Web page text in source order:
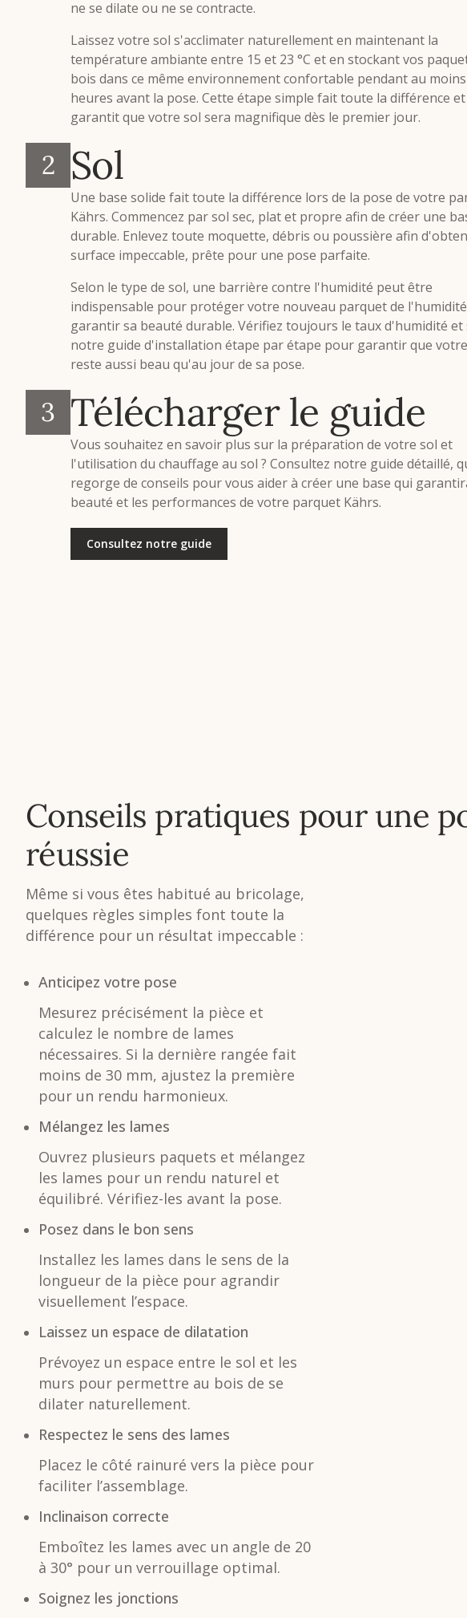
ne se dilate ou ne se contracte.
Laissez votre sol s'acclimater naturellement en maintenant la
température ambiante entre 15 et 23 °C et en stockant vos
bois dans ce même environnement confortable pendant au
heures avant la pose. Cette étape simple fait toute la différence et
garantit que votre sol sera magnifique dès le premier jour.
2 Sol
Une base solide fait toute la différence lors de la pose de votre
Kährs. Commencez par sol sec, plat et propre afin de créer une
durable. Enlevez toute moquette, débris ou poussière afin
surface impeccable, prête pour une pose parfaite.
Selon le type de sol, une barrière contre l'humidité peut être
indispensable pour protéger votre nouveau parquet de
garantir sa beauté durable. Vérifiez toujours le taux d'humidité et
notre guide d'installation étape par étape pour garantir que
reste aussi beau qu'au jour de sa pose.
3 Télécharger le guide
Vous souhaitez en savoir plus sur la préparation de votre sol et
l'utilisation du chauffage au sol ? Consultez notre guide détaillé,
regorge de conseils pour vous aider à créer une base qui
beauté et les performances de votre parquet Kährs.
Consultez notre guide
Conseils pratiques pour une
réussie
Même si vous êtes habitué au bricolage,
quelques règles simples font toute la
différence pour un résultat impeccable :
Anticipez votre pose
Mesurez précisément la pièce et
calculez le nombre de lames
nécessaires. Si la dernière rangée fait
moins de 30 mm, ajustez la première
pour un rendu harmonieux.
Mélangez les lames
Ouvrez plusieurs paquets et mélangez
les lames pour un rendu naturel et
équilibré. Vérifiez-les avant la pose.
Posez dans le bon sens
Installez les lames dans le sens de la
longueur de la pièce pour agrandir
visuellement l’espace.
Laissez un espace de dilatation
Prévoyez un espace entre le sol et les
murs pour permettre au bois de se
dilater naturellement.
Respectez le sens des lames
Placez le côté rainuré vers la pièce pour
faciliter l’assemblage.
Inclinaison correcte
Emboîtez les lames avec un angle de 20
à 30° pour un verrouillage optimal.
Soignez les jonctions